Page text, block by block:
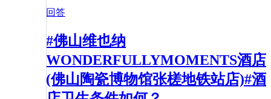
回答
#佛山维也纳
WONDERFULLYMOMENTS酒店
(佛山陶瓷博物馆张槎地铁站店)#酒